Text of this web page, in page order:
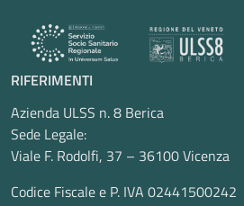
RIFERIMENTI
Azienda ULSS n. 8 Berica
Sede Legale:
Viale F. Rodolfi, 37 – 36100 Vicenza
Codice Fiscale e P. IVA 02441500242